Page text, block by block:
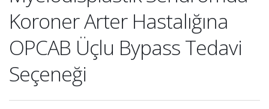
Koroner Arter Hastalığına
OPCAB Üçlu Bypass Tedavi
Seçeneği